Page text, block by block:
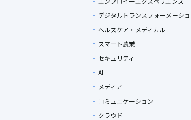
デジタルトランスフォーメーシ
ヘルスケア・メディカル
スマート農業
セキュリティ
AI
メディア
コミュニケーション
クラウド